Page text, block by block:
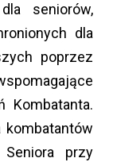
seniorów,
dla
poprzez
Kombatanta.
kombatantów
przy